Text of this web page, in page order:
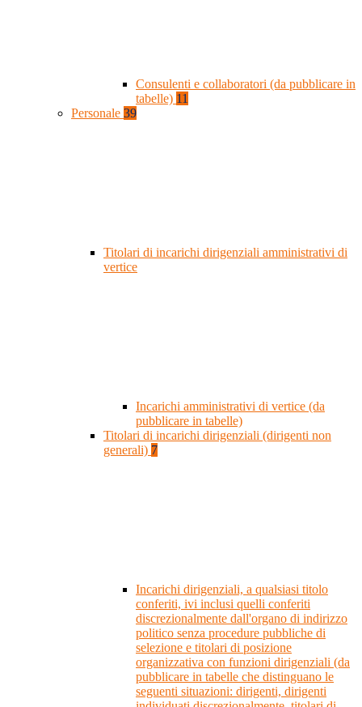
Consulenti e collaboratori (da pubblicare in
tabelle) 11
Personale 39
Titolari di incarichi dirigenziali amministrativi di
vertice
Incarichi amministrativi di vertice (da
pubblicare in tabelle)
Titolari di incarichi dirigenziali (dirigenti non
generali) 7
Incarichi dirigenziali, a qualsiasi titolo
conferiti, ivi inclusi quelli conferiti
discrezionalmente dall'organo di indirizzo
politico senza procedure pubbliche di
selezione e titolari di posizione
organizzativa con funzioni dirigenziali (da
pubblicare in tabelle che distinguano le
seguenti situazioni: dirigenti, dirigenti